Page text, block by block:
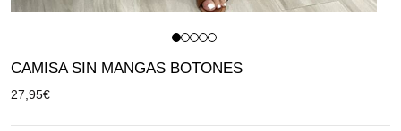
CAMISA SIN MANGAS BOTONES
27,95€